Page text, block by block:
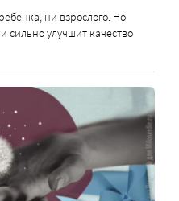
ни взрослого. Но
сильно улучшит качество